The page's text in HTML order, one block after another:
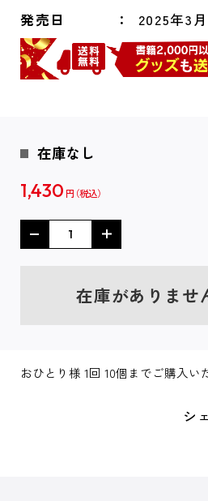
発売日 2025年3
在庫なし
1,430 円
在庫がありませ
おひとり様 1回 10個までご購入い
シ